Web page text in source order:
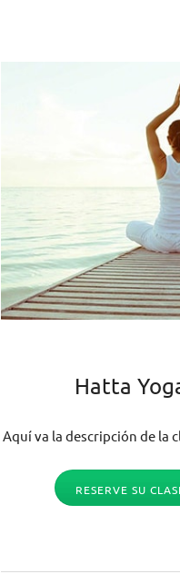
Hatta
Aquí va la descripción de la
RESERVE SU